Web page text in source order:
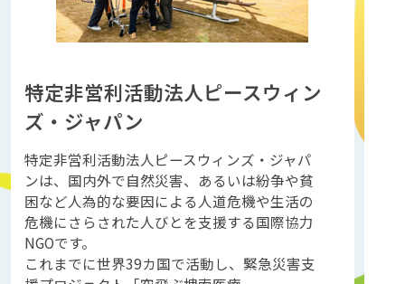
特定非営利活動法人ピースウィン
ズ・ジャパン
特定非営利活動法人ピースウィンズ・ジャパ
ンは、国内外で自然災害、あるいは紛争や貧
困など人為的な要因による人道危機や生活の
危機にさらされた人びとを支援する国際協力
NGOです。
これまでに世界39カ国で活動し、緊急災害支